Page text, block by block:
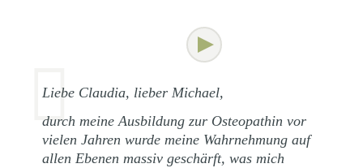
Liebe Claudia, lieber Michael,
durch meine Ausbildung zur Osteopathin vor
vielen Jahren wurde meine Wahrnehmung auf
allen Ebenen massiv geschärft, was mich